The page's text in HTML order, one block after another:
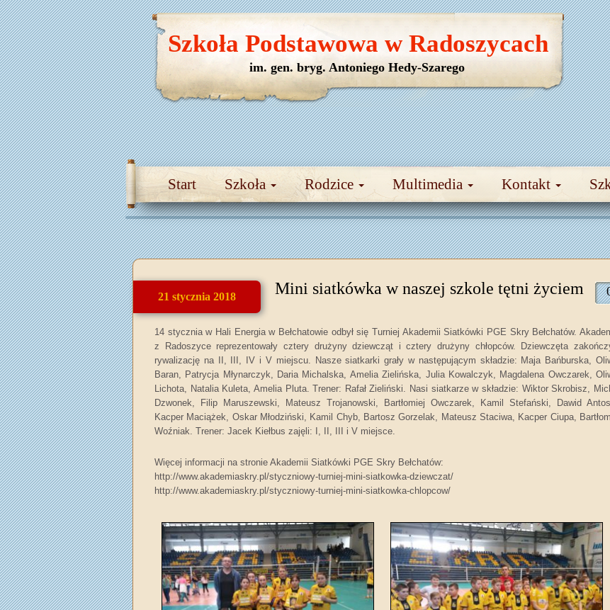
Start Szkoła Rodzice Multimedia Kontakt
Szkoła Podstawowa w Radoszycach
im. gen. bryg. Antoniego Hedy-Szarego
21 stycznia 2018 Mini siatkówka w naszej szkole tętni życiem
14 stycznia w Hali Energia w Bełchatowie odbył się Turniej Akademii Siatkówki PGE Skry Bełchatów.
z Radoszyce reprezentowały cztery drużyny dziewcząt i cztery drużyny chłopców. Dziewczęta
rywalizację na II, III, IV i V miejscu. Nasze siatkarki grały w następującym składzie: Maja Bańburska,
Baran, Patrycja Młynarczyk, Daria Michalska, Amelia Zielińska, Julia Kowalczyk, Magdalena Owczarek,
Lichota, Natalia Kuleta, Amelia Pluta. Trener: Rafał Zieliński. Nasi siatkarze w składzie: Wiktor Skrobisz,
Dzwonek, Filip Maruszewski, Mateusz Trojanowski, Bartłomiej Owczarek, Kamil Stefański, Dawid
Kacper Maciążek, Oskar Młodziński, Kamil Chyb, Bartosz Gorzelak, Mateusz Staciwa, Kacper Ciupa,
Woźniak. Trener: Jacek Kiełbus zajęli: I, II, III i V miejsce.
Więcej informacji na stronie Akademii Siatkówki PGE Skry Bełchatów:
http://www.akademiaskry.pl/styczniowy-turniej-mini-siatkowka-dziewczat/
http://www.akademiaskry.pl/styczniowy-turniej-mini-siatkowka-chlopcow/